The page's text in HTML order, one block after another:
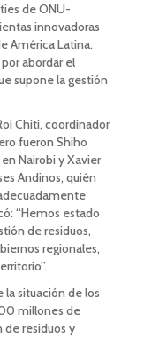
de ONU-
innovadoras
América Latina.
abordar el
supone la gestión
Chiti, coordinador
fueron Shiho
Nairobi y Xavier
Andinos, quién
“Hemos estado
de residuos,
regionales,
la situación de los
millones de
residuos y